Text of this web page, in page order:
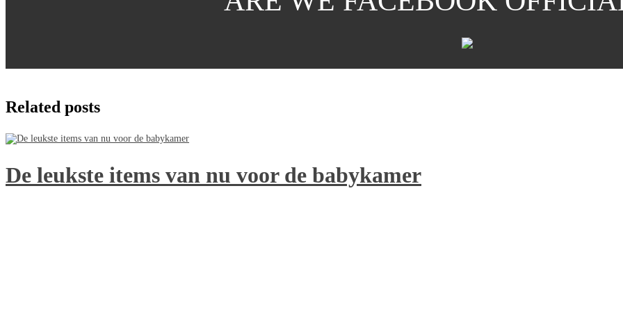
Related posts
De leukste items van nu voor de babykamer